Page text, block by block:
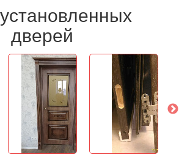
дверей